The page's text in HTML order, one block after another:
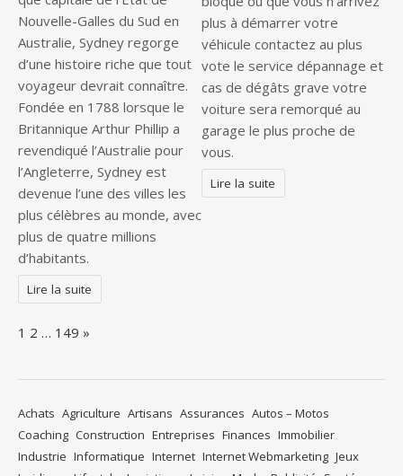
Nouvelle-Galles du Sud en
Australie, Sydney regorge
d’une histoire riche que tout
voyageur devrait connaître.
Fondée en 1788 lorsque le
Britannique Arthur Phillip a
revendiqué l’Australie pour
l’Angleterre, Sydney est
devenue l’une des villes les
plus célèbres au monde, avec
plus de quatre millions
d’habitants.
Lire la suite
plus à démarrer votre
véhicule contactez au plus
vote le service dépannage et
cas de dégâts grave votre
voiture sera remorqué au
garage le plus proche de
vous.
Lire la suite
Page:
1 2 … 149 Next
»
Achats Agriculture Artisans Assurances Autos – Motos
Coaching Construction Entreprises Finances Immobilier
Industrie Informatique Internet Internet Webmarketing Jeux